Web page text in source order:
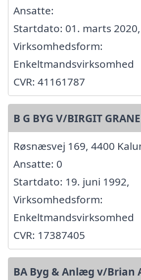
Ansatte:
Startdato: 01. marts 2020,
Virksomhedsform:
Enkeltmandsvirksomhed
CVR: 41161787
B G BYG V/BIRGIT
Røsnæsvej 169, 4400
Ansatte: 0
Startdato: 19. juni 1992,
Virksomhedsform:
Enkeltmandsvirksomhed
CVR: 17387405
BA Byg & Anlæg v/Brian